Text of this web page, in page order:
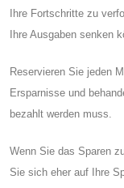
Ihre Fortschritte zu
Ihre Ausgaben senken
Reservieren Sie jeden
Ersparnisse und
bezahlt werden muss.
Wenn Sie das Sparen
Sie sich eher auf Ihre